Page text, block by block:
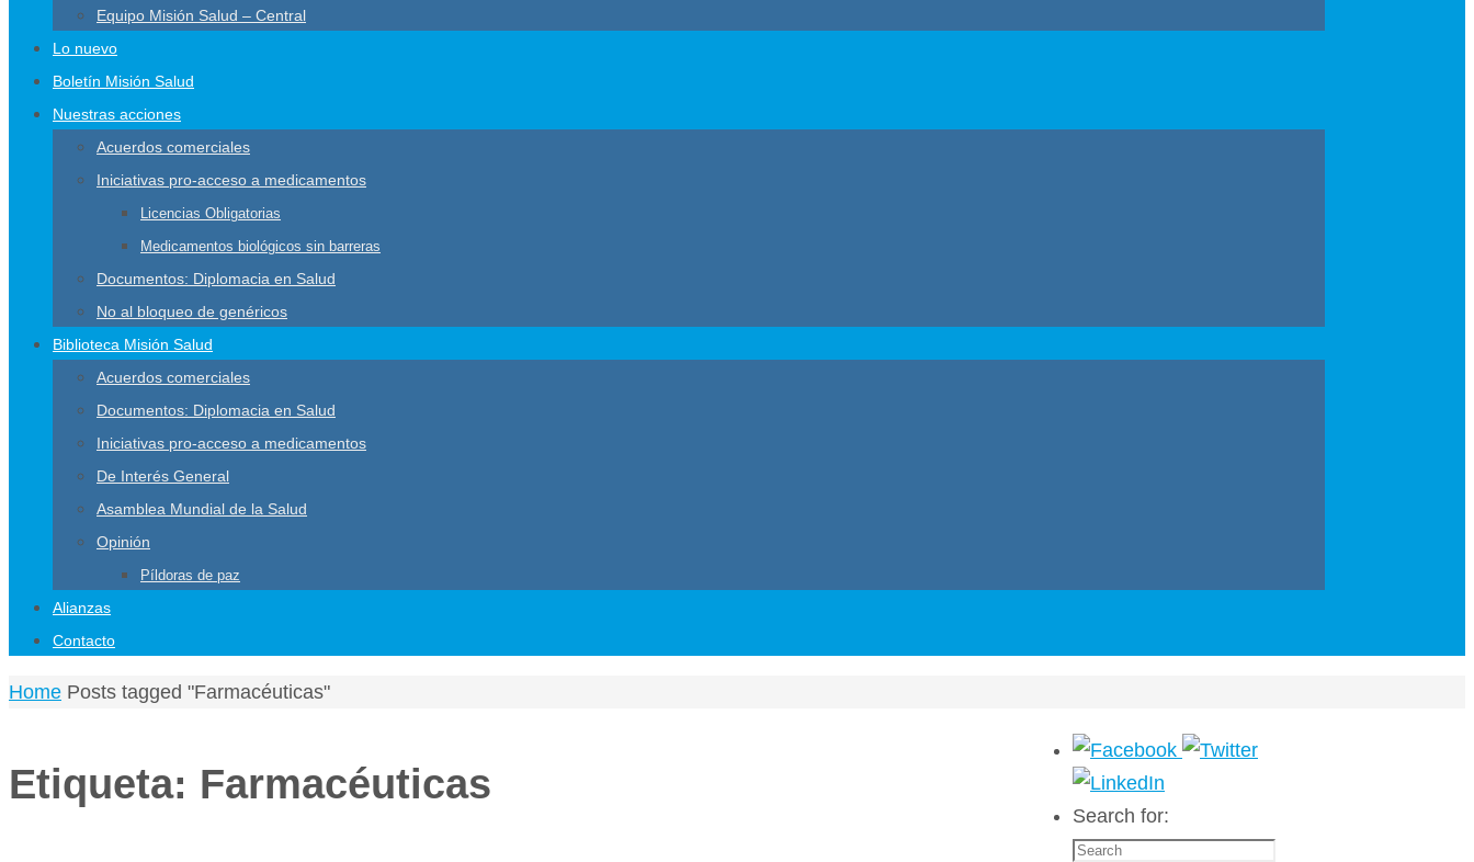
Equipo Misión Salud – Central
Lo nuevo
Boletín Misión Salud
Nuestras acciones
Acuerdos comerciales
Iniciativas pro-acceso a medicamentos
Licencias Obligatorias
Medicamentos biológicos sin barreras
Documentos: Diplomacia en Salud
No al bloqueo de genéricos
Biblioteca Misión Salud
Acuerdos comerciales
Documentos: Diplomacia en Salud
Iniciativas pro-acceso a medicamentos
De Interés General
Asamblea Mundial de la Salud
Opinión
Píldoras de paz
Alianzas
Contacto
Home Posts tagged "Farmacéuticas"
Etiqueta: Farmacéuticas
Search for: